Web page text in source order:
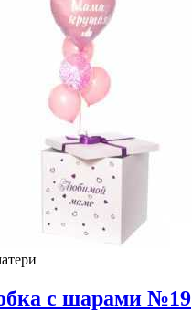
с шарами №19